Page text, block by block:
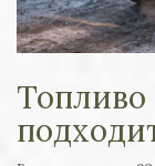
Топливо